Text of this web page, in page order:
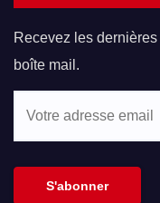
Recevez les
boîte mail.
S'abonner